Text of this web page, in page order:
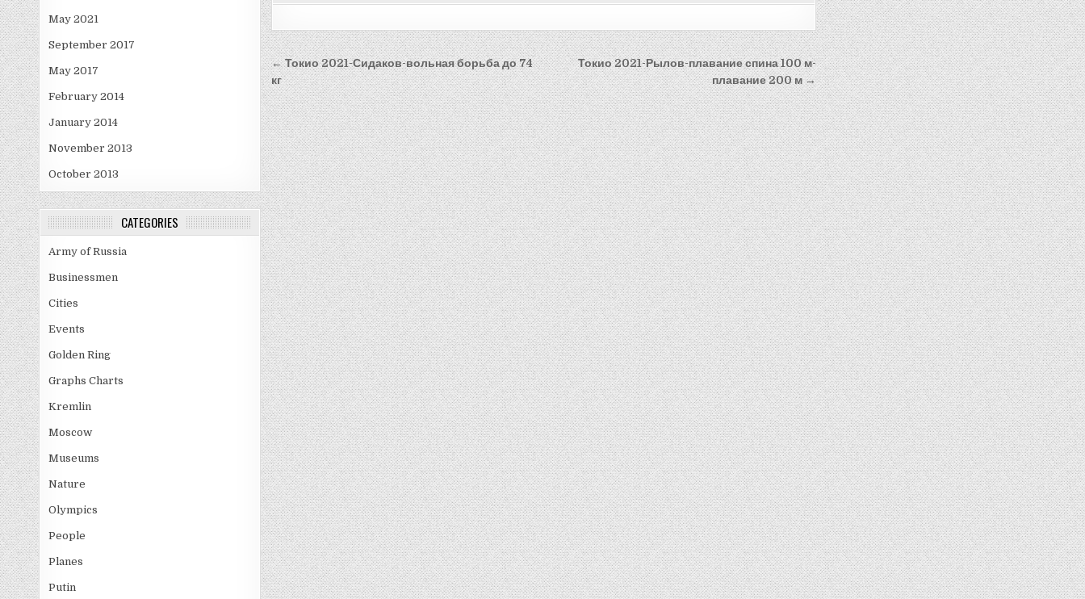
Post
navigation
Токио 2021-Рылов-плавание спина 100 м-
плавание 200 м →
← Токио 2021-Сидаков-вольная борьба до 74
кг
May 2021
September 2017
May 2017
February 2014
January 2014
November 2013
October 2013
CATEGORIES
Army of Russia
Businessmen
Cities
Events
Golden Ring
Graphs Charts
Kremlin
Moscow
Museums
Nature
Olympics
People
Planes
Putin